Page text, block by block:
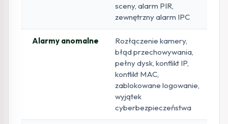
sceny, alarm PIR,
zewnętrzny alarm IPC
Alarmy anomalne
Rozłączenie kamery,
błąd przechowywania,
pełny dysk, konflikt IP,
konflikt MAC,
zablokowane logowanie,
wyjątek
cyberbezpieczeństwa